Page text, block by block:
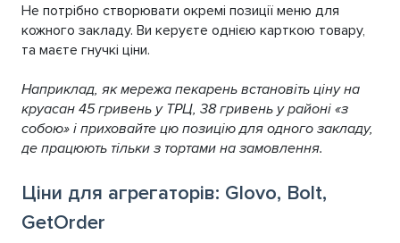
Не потрібно створювати окремі позиції меню для
кожного закладу. Ви керуєте однією карткою товару,
та маєте гнучкі ціни.
Наприклад, як мережа пекарень встановіть ціну на
круасан 45 гривень у ТРЦ, 38 гривень у районі «з
собою» і приховайте цю позицію для одного закладу,
де працюють тільки з тортами на замовлення.
Ціни для агрегаторів: Glovo, Bolt,
GetOrder